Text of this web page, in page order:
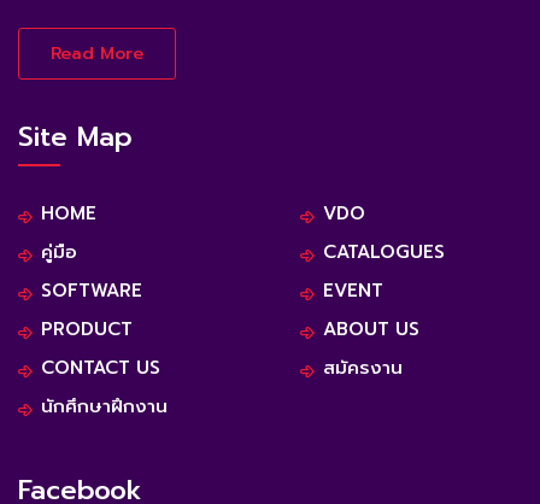
Read More
Site Map
HOME
VDO
คู่มือ
CATALOGUES
SOFTWARE
EVENT
PRODUCT
ABOUT US
CONTACT US
สมัครงาน
นักศึกษาฝึกงาน
Facebook